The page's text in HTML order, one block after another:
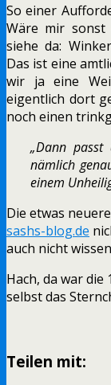
So einer
Wäre mir sonst
siehe da:
Das ist eine
wir ja eine
eigentlich dort
noch einen
„Dann
nämlich
einem
Die etwas
sashs-blog.de
auch nicht
Hach, da war
selbst das
Teilen mit: